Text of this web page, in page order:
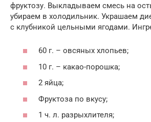
фруктозу. Выкладываем смесь на
убираем в холодильник. Украшаем
с клубникой цельными ягодами.
60 г. – овсяных хлопьев;
10 г. – какао-порошка;
2 яйца;
Фруктоза по вкусу;
1 ч. л. разрыхлителя;